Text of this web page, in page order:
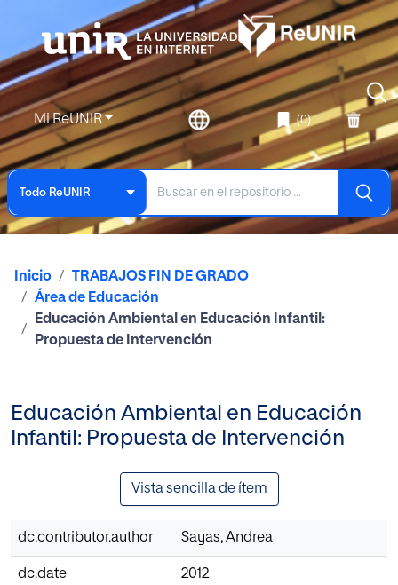
Mi ReUNIR (0)
Todo ReUNIR
Inicio
TRABAJOS FIN DE GRADO
Área de Educación
Educación Ambiental en Educación Infantil:
Propuesta de Intervención
Educación Ambiental en Educación
Infantil: Propuesta de Intervención
Vista sencilla de ítem
dc.contributor.author Sayas, Andrea
dc.date 2012